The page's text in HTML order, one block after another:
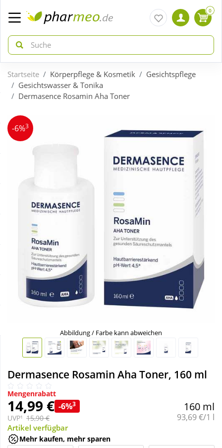
zurück
Aktuelle Coupons
Schnäppchen
Sparsets
zurück
Arzneimittel
Körperpflege & Kosmetik
Liebe & Erotik
Mutter & Kind
Natur & Homöopathie
Sanitätshaus
Sport & Fitness
Tierbedarf
0
Startseite Körperpflege & Kosmetik
Gesichtspflege
Gesichtswasser & Tonika
Dermasence Rosamin Aha Toner
-6%3
Abbildung / Farbe kann abweichen
Dermasence Rosamin Aha Toner, 160 ml
Mengenrabatt
14,99 € -6%3
UVP¹ 15,90 €
160 ml
Grundpreis:
93,69 €/1 l
Artikel verfügbar
Mehr kaufen, mehr sparen